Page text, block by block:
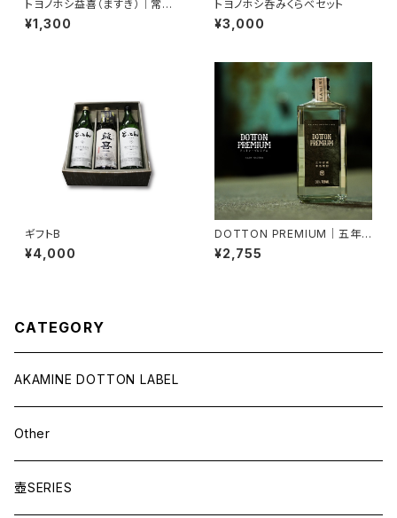
トヨノホシ益喜（ますき）｜常圧
蒸留・本格焼酎 25度 900ml
【香ばしい・濃厚】
¥1,300
トヨノホシ呑みくらべセット
¥3,000
ギフトB
¥4,000
DOTTON PREMIUM｜五年
熟成・プレミアム麦焼酎 30度
【芳醇・濃厚・贅沢仕上げ】720
¥2,755
CATEGORY
AKAMINE DOTTON LABEL
Other
壺SERIES